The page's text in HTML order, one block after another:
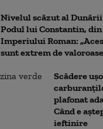
Nivelul scăzut al Dunării
Podul lui Constantin,
Imperiului Roman:
sunt extrem de
Scădere
plafonat
Când e
ieftinire